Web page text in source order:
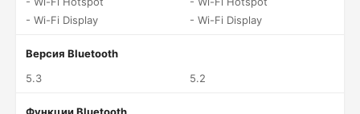
- Wi-Fi Display
- Wi-Fi Display
Версия Bluetooth
5.3
5.2